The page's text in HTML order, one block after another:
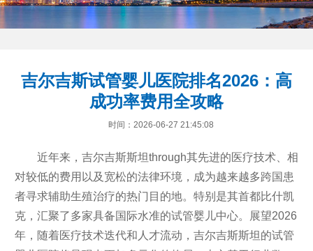
吉尔吉斯试管婴儿医院排名2026：高
成功率费用全攻略
时间：2026-06-27 21:45:08
近年来，吉尔吉斯斯坦through其先进的医疗技术、相
对较低的费用以及宽松的法律环境，成为越来越多跨国患
者寻求辅助生殖治疗的热门目的地。特别是其首都比什凯
克，汇聚了多家具备国际水准的试管婴儿中心。展望2026
年，随着医疗技术迭代和人才流动，吉尔吉斯斯坦的试管